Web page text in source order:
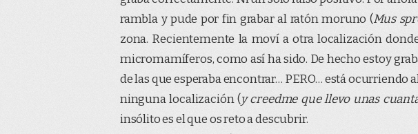
rambla y pude por fin grabar al ratón moruno (Mus
zona. Recientemente la moví a otra localización
micromamíferos, como así ha sido. De hecho estoy
de las que esperaba encontrar… PERO… está ocurriendo
ninguna localización (y creedme que llevo unas
insólito es el que os reto a descubrir.